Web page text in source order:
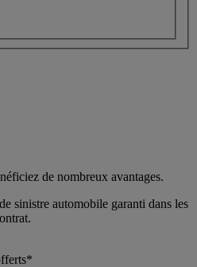
de nombreux avantages.
sinistre automobile garanti dans les